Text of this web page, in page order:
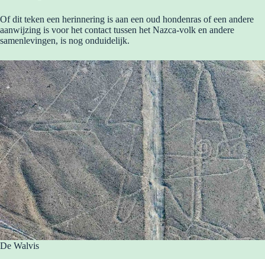
Of dit teken een herinnering is aan een oud hondenras of een andere
aanwijzing is voor het contact tussen het Nazca-volk en andere
samenlevingen, is nog onduidelijk.
De Walvis